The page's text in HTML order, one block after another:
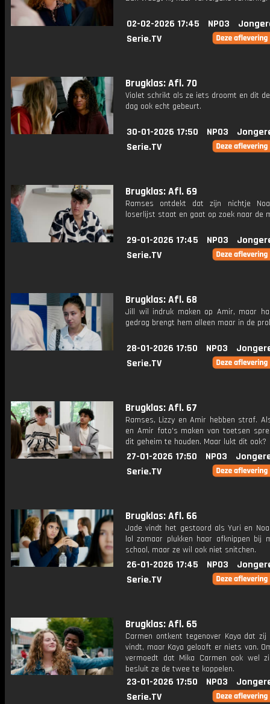
02-02-2026 17:45 NPO3
Serie.TV
Brugklas: Afl. 70
Violet schrikt als ze iets droomt en dit
dag ook echt gebeurt.
30-01-2026 17:50 NPO3
Serie.TV
Brugklas: Afl. 69
Ramses ontdekt dat zijn nichtje
loserlijst staat en gaat op zoek naar de
29-01-2026 17:45 NPO3
Serie.TV
Brugklas: Afl. 68
Jill wil indruk maken op Amir, maar
gedrag brengt hem alleen maar in de
28-01-2026 17:50 NPO3
Serie.TV
Brugklas: Afl. 67
Ramses, Lizzy en Amir hebben straf.
en Amir foto's maken van toetsen
dit geheim te houden. Maar lukt dit ook?
27-01-2026 17:50 NPO3
Serie.TV
Brugklas: Afl. 66
Jade vindt het gestoord als Yuri en
lol zomaar plukken haar afknippen bij
school, maar ze wil ook niet snitchen.
26-01-2026 17:45 NPO3
Serie.TV
Brugklas: Afl. 65
Carmen ontkent tegenover Kaya dat zij
vindt, maar Kaya gelooft er niets van.
vermoedt dat Mika Carmen ook wel
besluit ze de twee te koppelen.
23-01-2026 17:50 NPO3
Serie.TV